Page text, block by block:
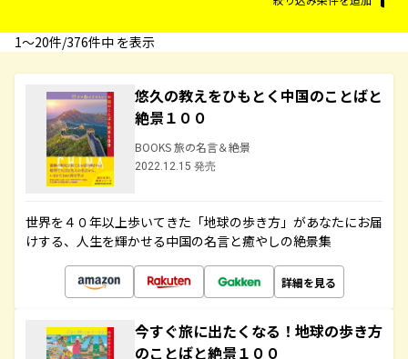
1〜20件/376件中 を表示
悠久の教えをひもとく中国のことばと
絶景１００
BOOKS 旅の名言＆絶景
2022.12.15 発売
世界を４０年以上歩いてきた「地球の歩き方」があなたにお届
けする、人生を輝かせる中国の名言と癒やしの絶景集
詳細を見る
今すぐ旅に出たくなる！地球の歩き方
のことばと絶景１００